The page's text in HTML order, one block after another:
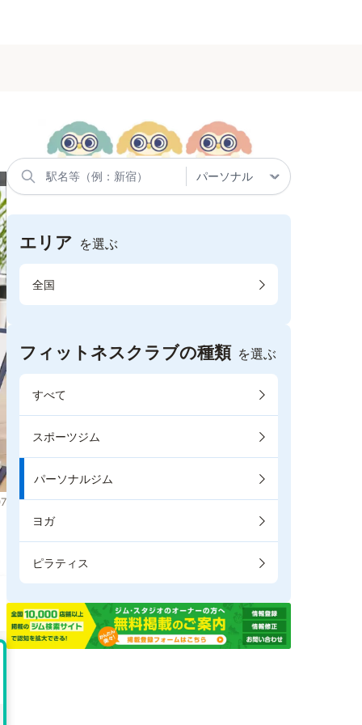
エリア を選ぶ
全国
フィットネスクラブの種類 を選ぶ
すべて
スポーツジム
パーソナルジム
ヨガ
ピラティス